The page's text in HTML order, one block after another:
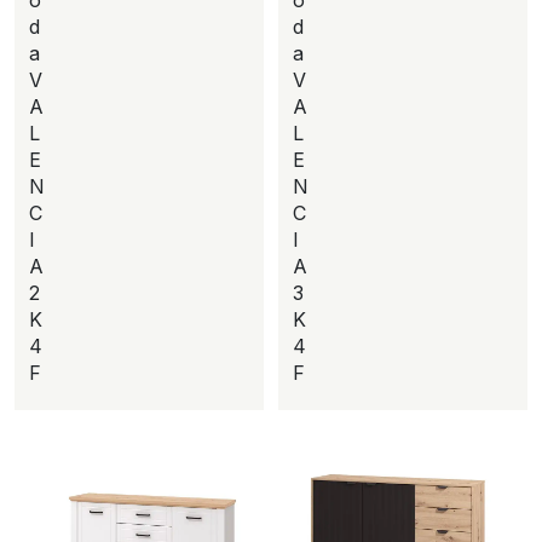
d
a
V
A
L
E
N
C
I
A
2
K
4
F
d
a
V
A
L
E
N
C
I
A
3
K
4
F